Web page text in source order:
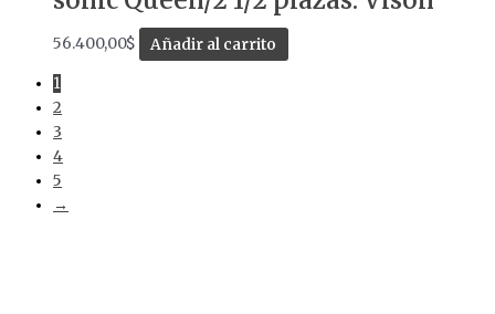
56.400,00$ Añadir al carrito
1
2
3
4
5
→